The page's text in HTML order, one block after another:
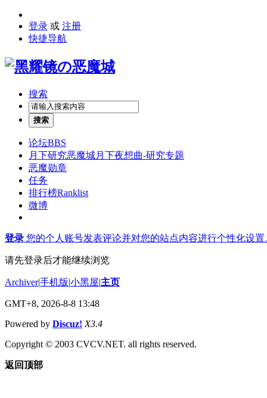
登录 或 注册
快捷导航
搜索
搜索
论坛BBS
月下研究恶魔城月下夜想曲-研究专题
恶魔勋章
任务
排行榜Ranklist
微博
登录 您的个人账号发表评论并对您的站点内容进行个性化设置
请先登录后才能继续浏览
Archiver|手机版|小黑屋|主页
GMT+8, 2026-8-8 13:48
Powered by Discuz! X3.4
Copyright © 2003 CVCV.NET. all rights reserved.
返回顶部